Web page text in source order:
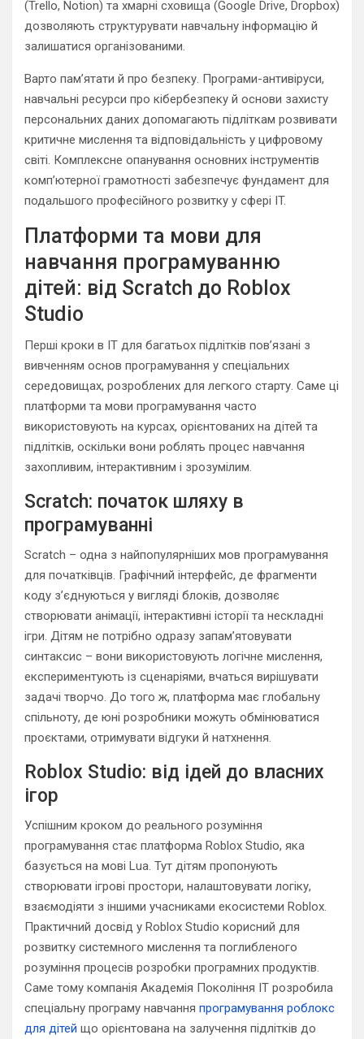
(Trello, Notion) та хмарні сховища (Google Drive, Dropbox)
дозволяють структурувати навчальну інформацію й
залишатися організованими.
Варто пам’ятати й про безпеку. Програми-антивіруси,
навчальні ресурси про кібербезпеку й основи захисту
персональних даних допомагають підліткам розвивати
критичне мислення та відповідальність у цифровому
світі. Комплексне опанування основних інструментів
комп’ютерної грамотності забезпечує фундамент для
подальшого професійного розвитку у сфері IT.
Платформи та мови для
навчання програмуванню
дітей: від Scratch до Roblox
Studio
Перші кроки в ІТ для багатьох підлітків пов’язані з
вивченням основ програмування у спеціальних
середовищах, розроблених для легкого старту. Саме ці
платформи та мови програмування часто
використовують на курсах, орієнтованих на дітей та
підлітків, оскільки вони роблять процес навчання
захопливим, інтерактивним і зрозумілим.
Scratch: початок шляху в
програмуванні
Scratch – одна з найпопулярніших мов програмування
для початківців. Графічний інтерфейс, де фрагменти
коду з’єднуються у вигляді блоків, дозволяє
створювати анімації, інтерактивні історії та нескладні
ігри. Дітям не потрібно одразу запам’ятовувати
синтаксис – вони використовують логічне мислення,
експериментують із сценаріями, вчаться вирішувати
задачі творчо. До того ж, платформа має глобальну
спільноту, де юні розробники можуть обмінюватися
проєктами, отримувати відгуки й натхнення.
Roblox Studio: від ідей до власних
ігор
Успішним кроком до реального розуміння
програмування стає платформа Roblox Studio, яка
базується на мові Lua. Тут дітям пропонують
створювати ігрові простори, налаштовувати логіку,
взаємодіяти з іншими учасниками екосистеми Roblox.
Практичний досвід у Roblox Studio корисний для
розвитку системного мислення та поглибленого
розуміння процесів розробки програмних продуктів.
Саме тому компанія Академія Покоління IT розробила
спеціальну програму навчання програмування роблокс
для дітей що орієнтована на залучення підлітків до